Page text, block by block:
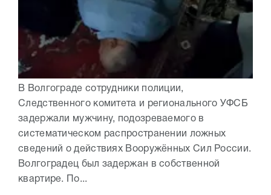
В Волгограде сотрудники полиции,
Следственного комитета и регионального УФСБ
задержали мужчину, подозреваемого в
систематическом распространении ложных
сведений о действиях Вооружённых Сил России.
Волгоградец был задержан в собственной
квартире. По...